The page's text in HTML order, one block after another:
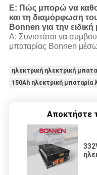
Ε: Πώς μπορώ να
και τη διαμόρφωση
Bonnen για την
Α: Συνιστάται να
μπαταρίας Bonnen
ηλεκτρική ηλεκτρική
150Ah ηλεκτρική μπαταρία
Αποκτήστε